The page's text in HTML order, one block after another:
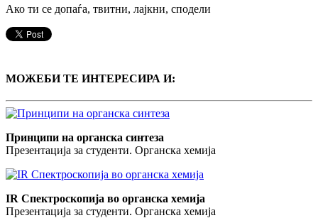
Ако ти се допаѓа, твитни, лајкни, сподели
МОЖЕБИ ТЕ ИНТЕРЕСИРА И:
Принципи на органска синтеза
Презентација за студенти. Органска хемија
IR Спектроскопија во органска хемија
Презентација за студенти. Органска хемија